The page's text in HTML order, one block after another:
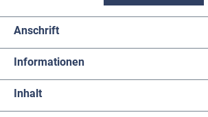
Anschrift
Informationen
Inhalt